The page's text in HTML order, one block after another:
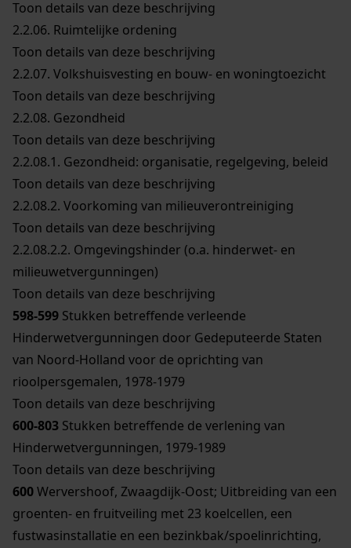
Toon details van deze beschrijving
2.2.06. Ruimtelijke ordening
Toon details van deze beschrijving
2.2.07. Volkshuisvesting en bouw- en woningtoezicht
Toon details van deze beschrijving
2.2.08. Gezondheid
Toon details van deze beschrijving
2.2.08.1. Gezondheid: organisatie, regelgeving, beleid
Toon details van deze beschrijving
2.2.08.2. Voorkoming van milieuverontreiniging
Toon details van deze beschrijving
2.2.08.2.2. Omgevingshinder (o.a. hinderwet- en
milieuwetvergunningen)
Toon details van deze beschrijving
598-599 Stukken betreffende verleende
Hinderwetvergunningen door Gedeputeerde Staten
van Noord-Holland voor de oprichting van
rioolpersgemalen, 1978-1979
Toon details van deze beschrijving
600-803 Stukken betreffende de verlening van
Hinderwetvergunningen, 1979-1989
Toon details van deze beschrijving
600Wervershoof, Zwaagdijk-Oost; Uitbreiding van een
groenten- en fruitveiling met 23 koelcellen, een
fustwasinstallatie en een bezinkbak/spoelinrichting,